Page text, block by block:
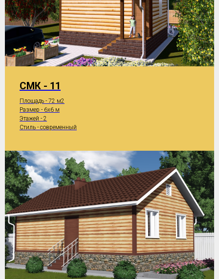
СМК - 11
Площадь - 72 м2
Размер - 6x6 м
Этажей - 2
Стиль - современный